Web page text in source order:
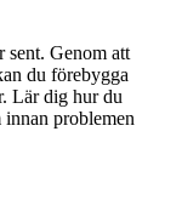
sent. Genom att
du förebygga
Lär dig hur du
problemen